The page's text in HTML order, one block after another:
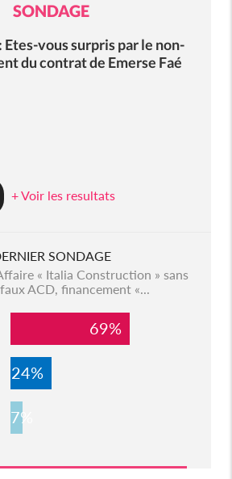
SONDAGE
vous surpris par le non-
du contrat de Emerse Faé
+ Voir les resultats
SONDAGE
« Italia Construction » sans
ACD, financement «...
69%
24%
7%